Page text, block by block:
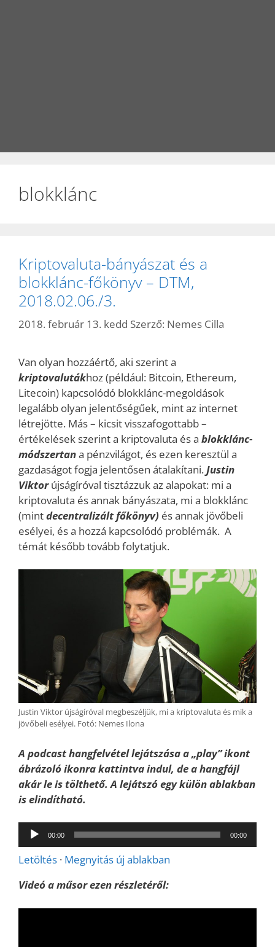
blokklánc
Kriptovaluta-bányászat és a
blokklánc-főkönyv – DTM,
2018.02.06./3.
2018. február 13. kedd Szerző: Nemes Cilla
Van olyan hozzáértő, aki szerint a
kriptovalutákhoz (például: Bitcoin, Ethereum,
Litecoin) kapcsolódó blokklánc-megoldások
legalább olyan jelentőségűek, mint az internet
létrejötte. Más – kicsit visszafogottabb –
értékelések szerint a kriptovaluta és a blokklánc-
módszertana pénzvilágot, és ezen keresztül a
gazdaságot fogja jelentősen átalakítani. Justin
Viktorújságíróval tisztázzuk az alapokat: mi a
kriptovaluta és annak bányászata, mi a blokklánc
(mintdecentralizált főkönyv) és annak jövőbeli
esélyei, és a hozzá kapcsolódó problémák. A
témát később tovább folytatjuk.
Justin Viktor újságíróval megbeszéljük, mi a kriptovaluta és mik a
jövőbeli esélyei. Fotó: Nemes Ilona
A podcast hangfelvétel lejátszása a „play” ikont
ábrázoló ikonra kattintva indul, de a hangfájl
akár le is tölthető. A lejátszó egy külön ablakban
is elindítható.
Audió
lejátszó
00:00 00:00
Letöltés · Megnyitás új ablakban
Videó a műsor ezen részletéről: